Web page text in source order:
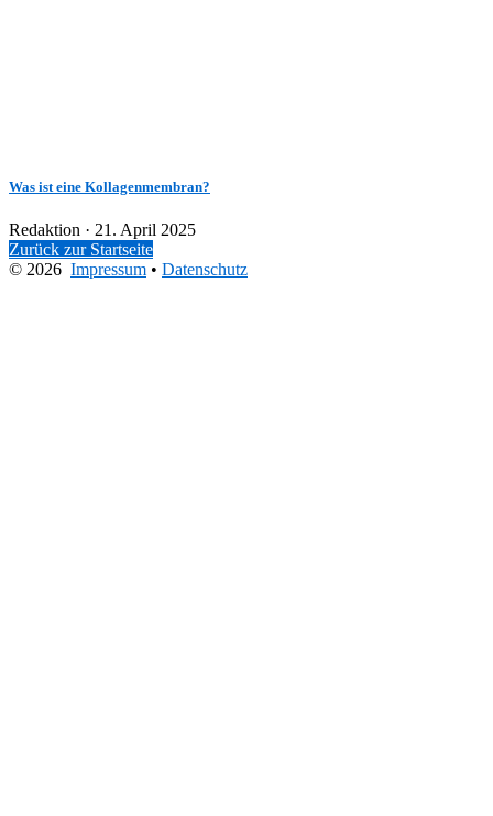
Was ist eine Kollagenmembran?
Redaktion · Veröffentlicht
am
21. April 2025
Zurück zur Startseite
© 2026 Impressum • Datenschutz